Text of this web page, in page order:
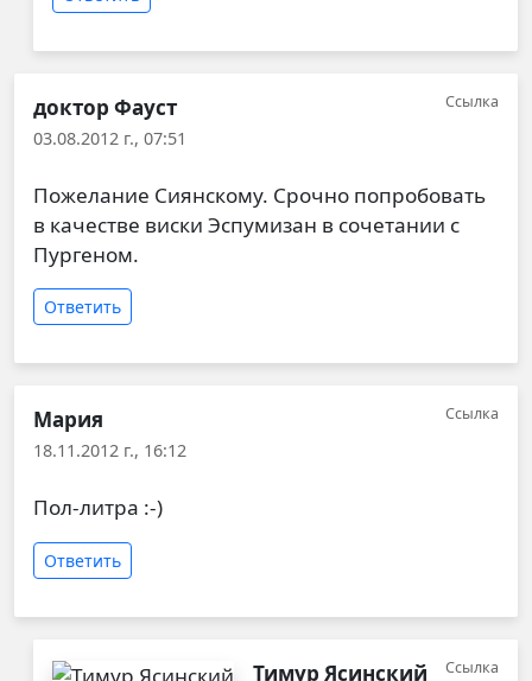
Ссылка
доктор Фауст
03.08.2012 г., 07:51
Пожелание Сиянскому. Срочно попробовать
в качестве виски Эспумизан в сочетании с
Пургеном.
Ответить
Ссылка
Мария
18.11.2012 г., 16:12
Пол-литра :-)
Ответить
Ссылка
Тимур Ясинский